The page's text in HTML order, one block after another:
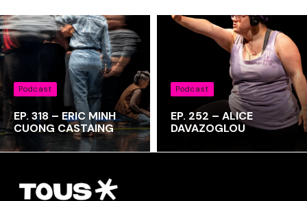
Podcast
EP. 318 – ERIC MINH
CUONG CASTAING
Podcast
EP. 252 – ALICE
DAVAZOGLOU